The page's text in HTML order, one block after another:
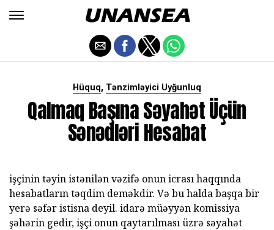
Hüquq, Tənzimləyici Uyğunluq
Qalmaq Başına Səyahət Üçün
Sənədləri Hesabat
işçinin təyin istənilən vəzifə onun icrası haqqında
hesabatların təqdim deməkdir. Və bu halda başqa bir
yerə səfər istisna deyil. idarə müəyyən komissiya
şəhərin gedir, işçi onun qaytarılması üzrə səyahət